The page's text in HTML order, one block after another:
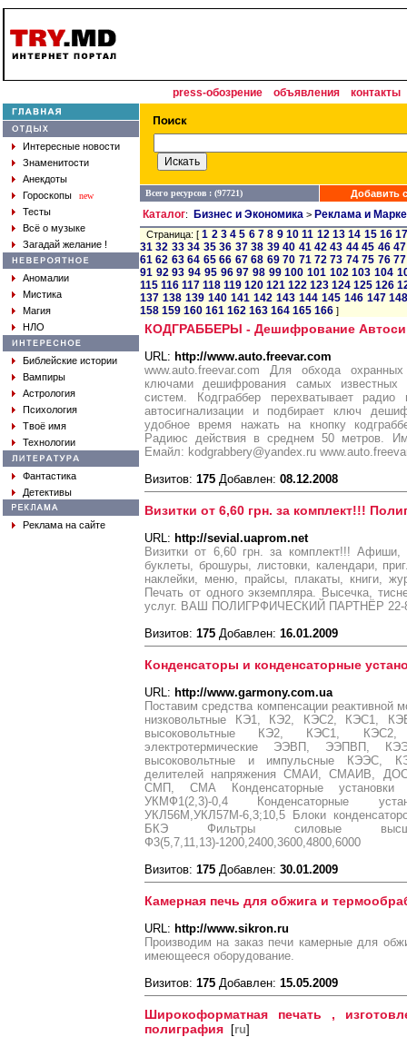
press-обозрение объявления контакты
Интересные новости
Знаменитости
Анекдоты
Гороскопы
new
Тесты
Всё о музыке
Загадай желание !
Аномалии
Мистика
Магия
НЛО
Библейские истории
Вампиры
Астрология
Психология
Твоё имя
Технологии
Фантастика
Детективы
Реклама на сайте
Всего ресурсов : (97721) Добавить
Каталог: Бизнес и Экономика > Реклама и
Страница: [1 2 3 4 5 6 7 8 9 10 11 12 13 14 15 16
31 32 33 34 35 36 37 38 39 40 41 42 43 44 45 46 47
61 62 63 64 65 66 67 68 69 70 71 72 73 74 75 76 77
91 92 93 94 95 96 97 98 99 100 101 102 103 104
115 116 117 118 119 120 121 122 123 124 125 126
137 138 139 140 141 142 143 144 145 146 147
158 159 160 161 162 163 164 165 166 ]
КОДГРАББЕРЫ - Дешифрование
URL: http://www.auto.freevar.com
www.auto.freevar.com Для обхода
ключами дешифрования самых
систем. Кодграббер перехватывает
автосигнализации и подбирает ключ
удобное время нажать на кнопку
Радиюс действия в среднем 50 метров.
Eмайл: kodgrabbery@yandex.ru
Визитов: 175 Добавлен: 08.12.2008
Визитки от 6,60 грн. за комплект!!!
URL: http://sevial.uaprom.net
Визитки от 6,60 грн. за комплект!!! Афиши,
буклеты, брошуры, листовки, календари,
наклейки, меню, прайсы, плакаты, книги,
Печать от одного экземпляра. Высечка,
услуг. ВАШ ПОЛИГРФИЧЕСКИЙ ПАРТНЁР 22-
Визитов: 175 Добавлен: 16.01.2009
Конденсаторы и конденсаторные
URL: http://www.garmony.com.ua
Поставим средства компенсации реактивной
низковольтные КЭ1, КЭ2, КЭС2, КЭС1,
высоковольтные КЭ2, КЭС1,
электротермические ЭЭВП, ЭЭПВП,
высоковольтные и импульсные КЭЭС,
делителей напряжения СМАИ, СМАИВ,
СМП, СМА Конденсаторные установки
УКМФ1(2,3)-0,4 Конденсаторные
УКЛ56М,УКЛ57М-6,3;10,5 Блоки
БКЭ Фильтры силовые
Ф3(5,7,11,13)-1200,2400,3600,4800,6000
Визитов: 175 Добавлен: 30.01.2009
Камерная печь для обжига и
URL: http://www.sikron.ru
Производим на заказ печи камерные для
имеющееся оборудование.
Визитов: 175 Добавлен: 15.05.2009
Широкоформатная печать ,
полиграфия [ru]